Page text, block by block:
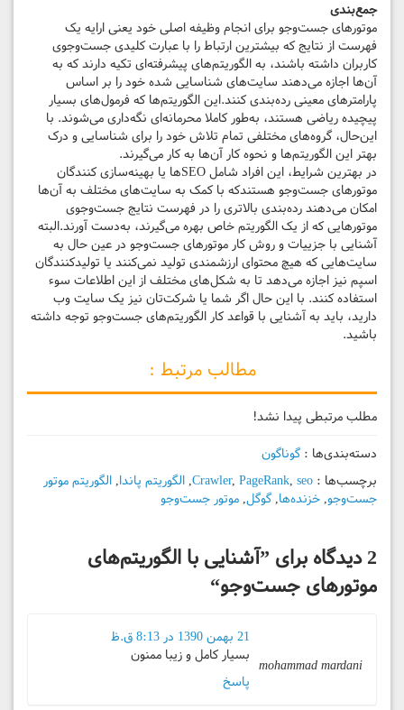
جمع‌بندی
موتورهای جست‌وجو برای انجام وظیفه اصلی خود یعنی ارایه یک
فهرست از نتایج که بیشترین ارتباط را با عبارت کلیدی جست‌وجوی
کاربران داشته باشند، به الگوریتم‌های پیشرفته‌ای تکیه دارند که به
‌آن‌ها اجازه می‌دهند سایت‌های شناسایی شده خود را بر اساس
پارامترهای معینی رده‌بندی کنند.این الگوریتم‌ها که فرمول‌های بسیار
پیچیده ریاضی هستند، به‌طور کاملا محرمانه‌ای نگه‌داری می‌شوند. با
این‌حال، گروه‌های مختلفی تمام تلاش خود را برای شناسایی و درک
بهتر این الگوریتم‌ها و نحوه کار آن‌ها به کار می‌گیرند.
در بهترین شرایط، این افراد شامل SEOها یا بهینه‌سازی کنندگان
موتورهای جست‌وجو هستندکه با کمک به سایت‌های مختلف به آن‌ها
امکان می‌دهند رده‌بندی بالاتری را در فهرست نتایج جست‌وجوی
موتورهایی که از یک الگوریتم خاص بهره می‌گیرند، به‌دست آورند.البته
آشنایی با جزییات و روش کار موتورهای جست‌وجو در عین حال به
سایت‌هایی که هیچ محتوای ارزشمندی تولید نمی‌کنند یا تولیدکنندگان
اسپم نیز اجازه می‌دهد تا به شکل‌های مختلف از این اطلاعات سوء
استفاده کنند. با این ‌حال اگر شما یا شرکت‌تان نیز یک سایت وب
دارید، باید به آشنایی با قواعد کار الگوریتم‌های جست‌وجو توجه داشته
باشید.
مطالب مرتبط :
مطلب مرتبطی پیدا نشد!
دسته‌بندی‌ها :گوناگون
برچسب‌ها :
Crawler, PageRank, seo
, الگوريتم پاندا, الگوريتم موتور
جست‌وجو, خزنده‌ها,گوگل, موتور جست‌وجو
2 دیدگاه برای ”
آشنایی با الگوریتم‌های
موتورهای جست‌وجو“
mohammad mardani
21 بهمن 1390 در 8:13 ق.ظ
بسیار کامل و زیبا ممنون
پاسخ